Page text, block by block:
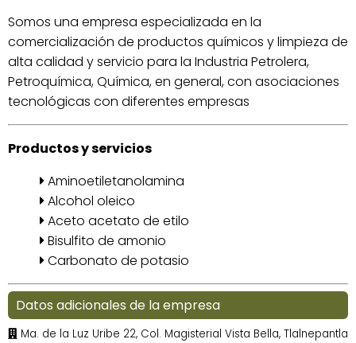
Somos una empresa especializada en la
comercialización de productos químicos y limpieza de
alta calidad y servicio para la Industria Petrolera,
Petroquímica, Química, en general, con asociaciones
tecnológicas con diferentes empresas
Productos y servicios
Aminoetiletanolamina
Alcohol oleico
Aceto acetato de etilo
Bisulfito de amonio
Carbonato de potasio
Datos adicionales de la empresa
Ma. de la Luz Uribe 22, Col. Magisterial Vista Bella, Tlalnepantla